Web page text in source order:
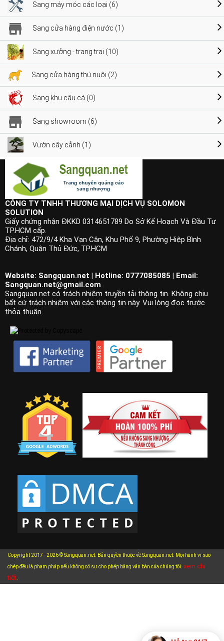
Sang máy móc các loại (6)
Sang cửa hàng điện nước (1)
Sang xưởng - trang trại (10)
Sang cửa hàng thú nuôi (2)
Sang khu câu cá (0)
Sang showroom (6)
Vườn cây cảnh (1)
CÔNG TY TNHH THƯƠNG MẠI DỊCH VỤ SOLOMON
SOLUTION
Giấy chứng nhận ĐKKD 0314651789 Do Sở Kế Hoạch Và Đầu Tư
TP.HCM cấp.
Địa chỉ: 472/9/4 Kha Vạn Cân, Khu Phố 9, Phường Hiệp Bình
Chánh, Quận Thủ Đức, TP.HCM
Website: Sangquan.net | Hotline: 0777085085 | Email:
Sangquan.net@gmail.com
Sangquan.net có trách nhiệm truyền tải thông tin. Không chịu
bất cứ trách nhiệm với các thông tin này. Vui lòng đọc trước
thỏa thuận.
Copyright 2017 - 2026 © Sangquan.net. Bản quyền thuộc về Sangquan.net. Mọi hành vi sao
chép đều là phạm pháp nếu không có sự cho phép bằng văn bản của chúng tôi. xem chi
tiết